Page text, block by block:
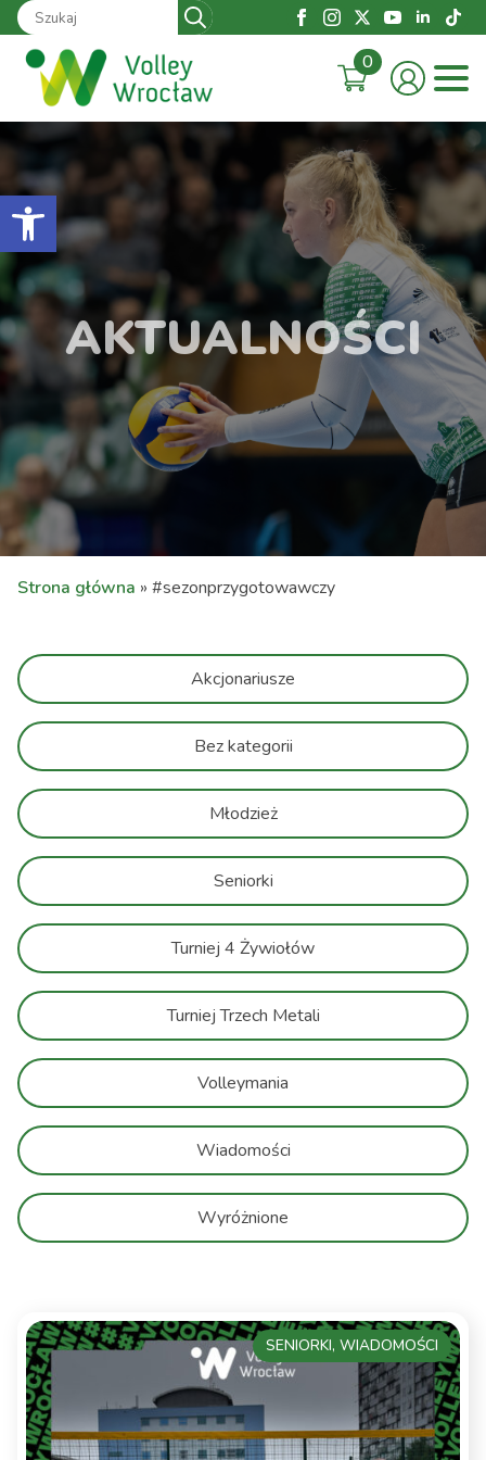
Otwórz pasek narzędzi
Search
for:
0
AKTUALNOŚCI
Strona główna » #sezonprzygotowawczy
Akcjonariusze
Bez kategorii
Młodzież
Seniorki
Turniej 4 Żywiołów
Turniej Trzech Metali
Volleymania
Wiadomości
Wyróżnione
SENIORKI, WIADOMOŚCI